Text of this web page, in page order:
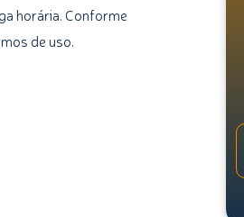
horária. Conforme
de uso.